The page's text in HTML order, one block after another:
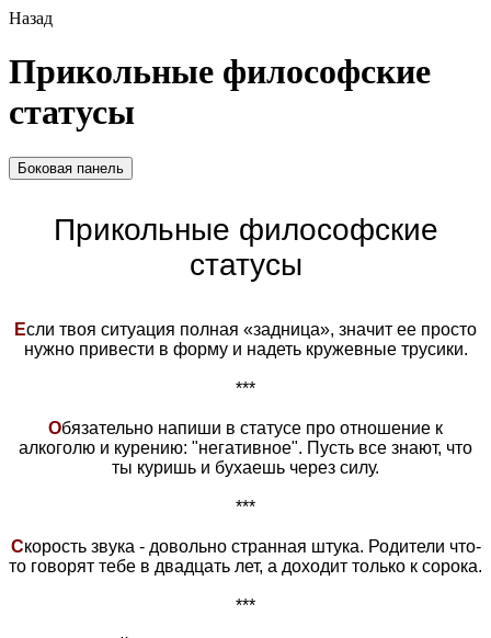
Назад
Прикольные философские
статусы
Боковая панель
Прикольные философские
статусы
Если твоя ситуация полная «задница», значит ее просто
нужно привести в форму и надеть кружевные трусики.
***
Обязательно напиши в статусе про отношение к
алкоголю и курению: "негативное". Пусть все знают, что
ты куришь и бухаешь через силу.
***
Скорость звука - довольно странная штука. Родители что-
то говорят тебе в двадцать лет, а доходит только к сорока.
***